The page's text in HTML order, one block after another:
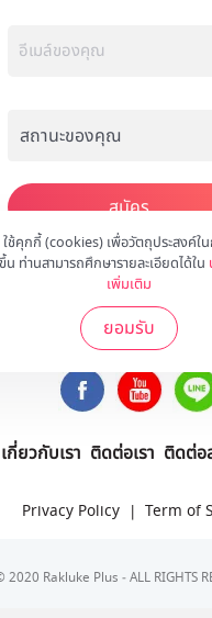
ช้คุกกี้ (cookies) เพื่อวัตถุประสงค์ใ
ท่านสามารถศึกษารายละเอียดได้ใน
เพิ่มเติม
ยอมรับ
สมัคร
ติดตามเราได้ที่
เกี่ยวกับเรา ติดต่อเรา ติดต่อ
Privacy Policy | Term of
2020 Rakluke Plus - ALL RIGHTS